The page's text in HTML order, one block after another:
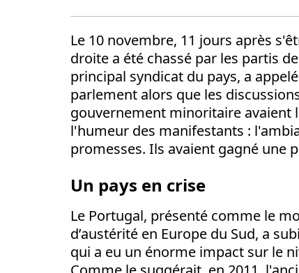
Le 10 novembre, 11 jours après
droite a été chassé par les partis
principal syndicat du pays, a
parlement alors que les
gouvernement minoritaire avaient
l'humeur des manifestants :
promesses. Ils avaient gagné une
Un pays en crise
Le Portugal, présenté comme le
d’austérité en Europe du Sud, a
qui a eu un énorme impact sur le